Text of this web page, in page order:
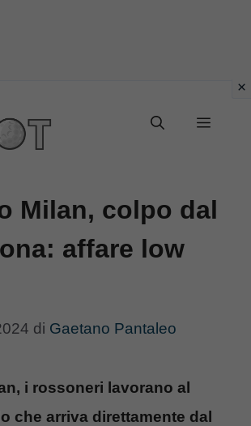
Menu
Milan, colpo dal
affare low
di Gaetano Pantaleo
i rossoneri lavorano al
che arriva direttamente dal